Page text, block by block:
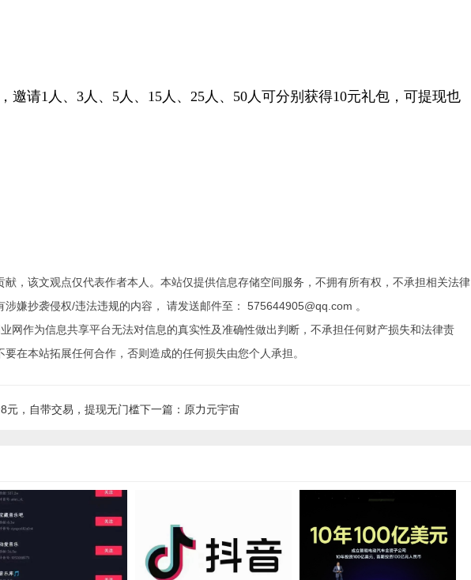
邀请1人、3人、5人、15人、25人、50人可分别获得10元礼包，可提现也
献，该文观点仅代表作者本人。本站仅提供信息存储空间服务，不拥有所有权，不承担相关法律
嫌抄袭侵权/违法违规的内容， 请发送邮件至： 575644905@qq.com 。
网作为信息共享平台无法对信息的真实性及准确性做出判断，不承担任何财产损失和法律责
在本站拓展任何合作，否则造成的任何损失由您个人承担。
元，自带交易，提现无门槛下一篇：原力元宇宙